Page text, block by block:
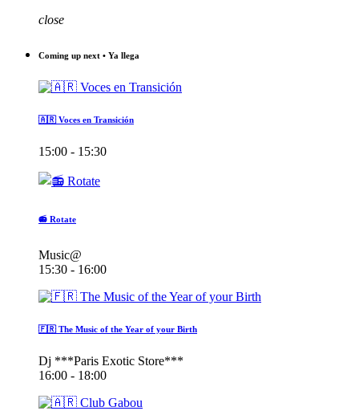
close
Coming up next • Ya llega
🇦🇷 Voces en Transición
15:00 - 15:30
📻 Rotate
Music@
15:30 - 16:00
🇫🇷 The Music of the Year of your Birth
Dj ***Paris Exotic Store***
16:00 - 18:00